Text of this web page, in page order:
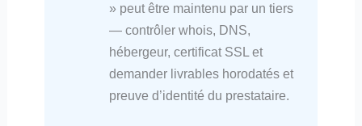
» peut être maintenu par un tiers
— contrôler whois, DNS,
hébergeur, certificat SSL et
demander livrables horodatés et
preuve d’identité du prestataire.